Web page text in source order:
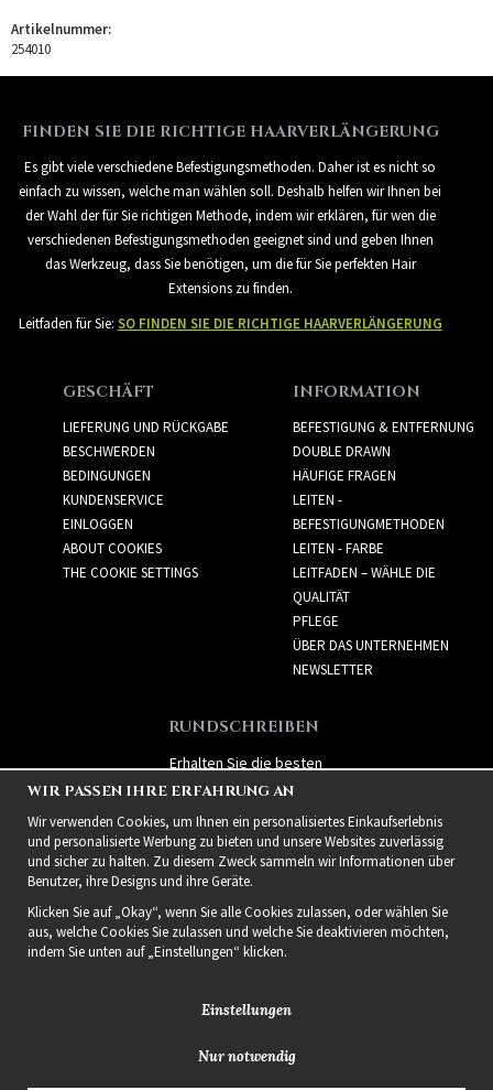
Artikelnummer:
254010
FINDEN SIE DIE RICHTIGE HAARVERLÄNGERUNG
Es gibt viele verschiedene Befestigungsmethoden. Daher ist es nicht so
einfach zu wissen, welche man wählen soll. Deshalb helfen wir Ihnen bei
der Wahl der für Sie richtigen Methode, indem wir erklären, für wen die
verschiedenen Befestigungsmethoden geeignet sind und geben Ihnen
das Werkzeug, dass Sie benötigen, um die für Sie perfekten Hair
Extensions zu finden.
Leitfaden für Sie: SO FINDEN SIE DIE RICHTIGE HAARVERLÄNGERUNG
GESCHÄFT
LIEFERUNG UND RÜCKGABE
BESCHWERDEN
BEDINGUNGEN
KUNDENSERVICE
EINLOGGEN
ABOUT COOKIES
THE COOKIE SETTINGS
INFORMATION
BEFESTIGUNG & ENTFERNUNG
DOUBLE DRAWN
HÄUFIGE FRAGEN
LEITEN -
BEFESTIGUNGMETHODEN
LEITEN - FARBE
LEITFADEN – WÄHLE DIE
QUALITÄT
PFLEGE
ÜBER DAS UNTERNEHMEN
NEWSLETTER
RUNDSCHREIBEN
Erhalten Sie die besten
Angebote und spannende
neue Produkte!
2021 Delightful Hair
WIR PASSEN IHRE ERFAHRUNG AN
Wir verwenden Cookies, um Ihnen ein personalisiertes Einkaufserlebnis
und personalisierte Werbung zu bieten und unsere Websites zuverlässig
und sicher zu halten. Zu diesem Zweck sammeln wir Informationen über
Benutzer, ihre Designs und ihre Geräte.
Klicken Sie auf „Okay“, wenn Sie alle Cookies zulassen, oder wählen Sie
aus, welche Cookies Sie zulassen und welche Sie deaktivieren möchten,
indem Sie unten auf „Einstellungen“ klicken.
Einstellungen
Nur notwendig